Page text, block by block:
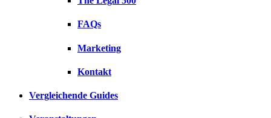
FAQs
Marketing
Kontakt
Vergleichende Guides